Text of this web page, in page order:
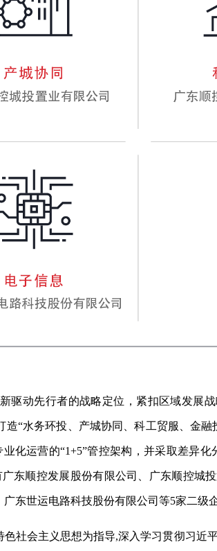
驱动先行者的战略定位，紧扣区域发展
“水务环投、产城协同、科工贸服、金融
化运营的“1+5”管控架构，并采取差异化
东顺控发展股份有限公司、广东顺控城
东世运电路科技股份有限公司等5家二级企
社会主义思想为指导,深入学习贯彻习近